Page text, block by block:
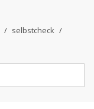
selbstcheck